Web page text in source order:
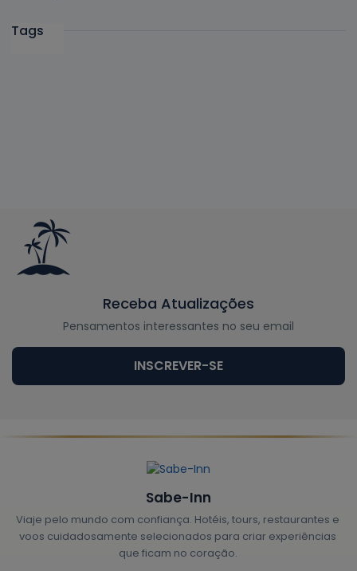
Tags
Receba Atualizações
Pensamentos interessantes no seu email
INSCREVER-SE
Sabe-Inn
Viaje pelo mundo com confiança. Hotéis, tours, restaurantes e
voos cuidadosamente selecionados para criar experiências
que ficam no coração.